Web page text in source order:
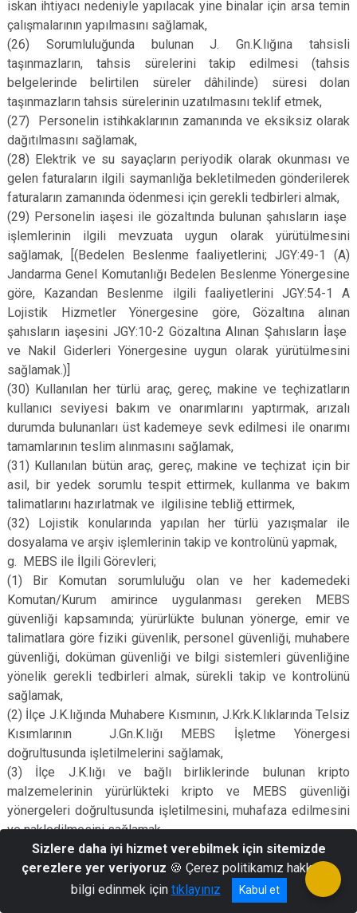
iskan ihtiyacı nedeniyle yapılacak yine binalar için arsa temin
çalışmalarının yapılmasını sağlamak,
(26)
Sorumluluğunda bulunan J. Gn.K.lığına tahsisli
taşınmazların, tahsis sürelerini takip edilmesi (tahsis
belgelerinde belirtilen süreler dâhilinde) süresi dolan
taşınmazların tahsis sürelerinin uzatılmasını teklif etmek,
(27)
Personelin istihkaklarının zamanında ve eksiksiz olarak
dağıtılmasını sağlamak,
(28) Elektrik ve su sayaçların periyodik olarak okunması ve
gelen faturaların ilgili saymanlığa bekletilmeden gönderilerek
faturaların zamanında ödenmesi için gerekli tedbirleri almak,
(29) Personelin iaşesi ile gözaltında bulunan şahısların iaşe
işlemlerinin ilgili mevzuata uygun olarak yürütülmesini
sağlamak, [(Bedelen Beslenme faaliyetlerini; JGY:49-1 (A)
Jandarma Genel Komutanlığı Bedelen Beslenme Yönergesine
göre, Kazandan Beslenme ilgili faaliyetlerini JGY:54-1 A
Lojistik Hizmetler Yönergesine göre, Gözaltına alınan
şahısların iaşesini JGY:10-2 Gözaltına Alınan Şahısların İaşe
ve Nakil Giderleri Yönergesine uygun olarak yürütülmesini
sağlamak.)]
(30) Kullanılan her türlü araç, gereç, makine ve teçhizatların
kullanıcı seviyesi bakım ve onarımlarını yaptırmak, arızalı
durumda bulunanları üst kademeye sevk edilmesi ile onarımı
tamamlarının teslim alınmasını sağlamak,
(31) Kullanılan bütün araç, gereç, makine ve teçhizat için bir
asil, bir yedek sorumlu tespit ettirmek, kullanma ve bakım
talimatlarını hazırlatmak ve ilgilisine tebliğ ettirmek,
(32) Lojistik konularında yapılan her türlü yazışmalar ile
dosyalama ve arşiv işlemlerinin takip ve kontrolünü yapmak,
g. MEBS ile İlgili Görevleri;
(1)
Bir Komutan sorumluluğu olan ve her kademedeki
Komutan/Kurum amirince uygulanması gereken MEBS
güvenliği kapsamında; yürürlükte bulunan yönerge, emir ve
talimatlara göre fiziki güvenlik, personel güvenliği, muhabere
güvenliği, doküman güvenliği ve bilgi sistemleri güvenliğine
yönelik gerekli tedbirleri almak, sürekli takip ve kontrolünü
sağlamak,
(2) İlçe J.K.lığında Muhabere Kısmının, J.Krk.K.lıklarında Telsiz
Kısımlarının J.Gn.K.lığı MEBS İşletme Yönergesi
doğrultusunda işletilmelerini sağlamak,
(3)
İlçe J.K.lığı ve bağlı birliklerinde bulunan kripto
malzemelerinin yürürlükteki kripto ve MEBS güvenliği
yönergeleri doğrultusunda işletilmesini, muhafaza edilmesini
ve nakledilmesini sağlamak,
İl J.K.lığı Kripto Mutemetliğine bağlı olarak kripto
hizmetlerinin yürütülmesini sağlamak,
Silahlı Kuvvetler Müşterek Parolasının (SİLKUVMÜŞPAR)
haberleşmelerde aldatmaları önlemek maksadıyla etkin olarak
Sizlere daha iyi hizmet verebilmek için sitemizde
çerezlere yer veriyoruz 🍪 Çerez politikamız hakkında
bilgi edinmek için tıklayınız Kabul et